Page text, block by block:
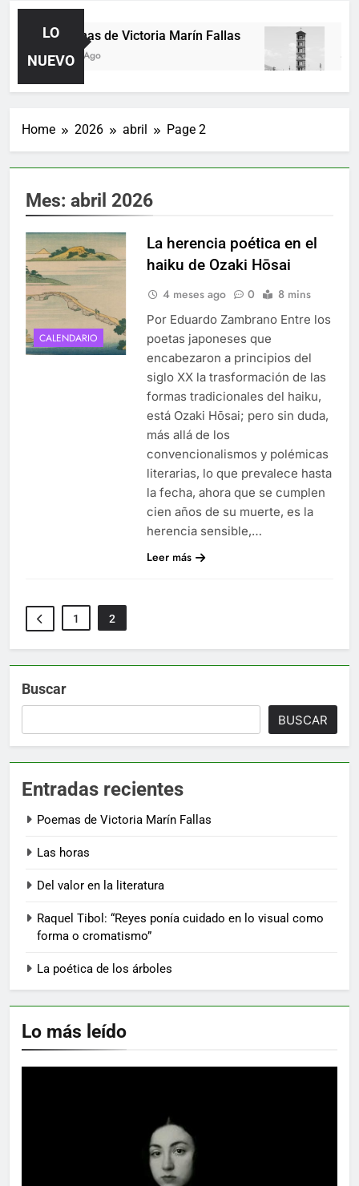
LO
NUEVO
Poemas de Victoria Marín Fallas
2 Días Ago 4
Home 2026 abril Page 2
Mes: abril 2026
CALENDARIO
La herencia poética en el
haiku de Ozaki Hōsai
4 meses ago 0 8 mins
Por Eduardo Zambrano Entre los
poetas japoneses que
encabezaron a principios del
siglo XX la trasformación de las
formas tradicionales del haiku,
está Ozaki Hōsai; pero sin duda,
más allá de los
convencionalismos y polémicas
literarias, lo que prevalece hasta
la fecha, ahora que se cumplen
cien años de su muerte, es la
herencia sensible,…
Leer más
1 2
Buscar
BUSCAR
Entradas recientes
Poemas de Victoria Marín Fallas
Las horas
Del valor en la literatura
Raquel Tibol: “Reyes ponía cuidado en lo visual como
forma o cromatismo”
La poética de los árboles
Lo más leído